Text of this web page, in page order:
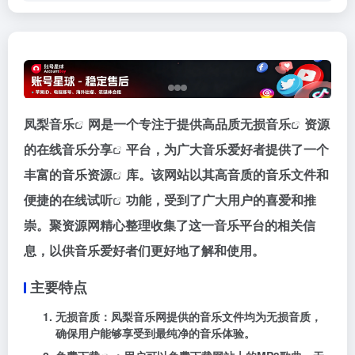
凤梨音乐 网是一个专注于提供高品质无损音乐
资源
的在线音乐分享
平台，为广大音乐爱好者提供了一个
丰富的音乐资源
库。该网站以其高音质的音乐文件和
便捷的在线试听
功能，受到了广大用户的喜爱和推
崇。聚资源网精心整理收集了这一音乐平台的相关信
息，以供音乐爱好者们更好地了解和使用。
主要特点
无损音质 ：凤梨音乐网提供的音乐文件均为无损音质，
确保用户能够享受到最纯净的音乐体验。